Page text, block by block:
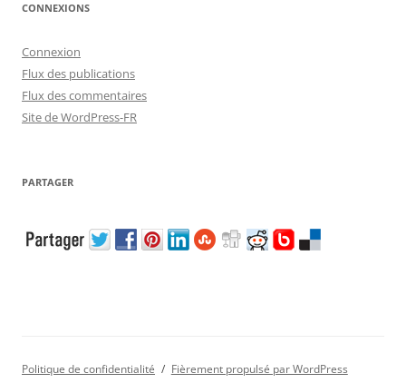
CONNEXIONS
Connexion
Flux des publications
Flux des commentaires
Site de WordPress-FR
PARTAGER
Politique de confidentialité Fièrement propulsé par WordPress